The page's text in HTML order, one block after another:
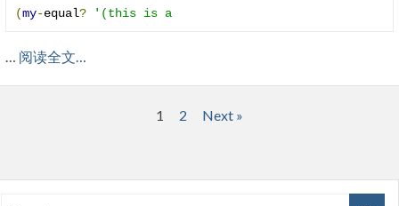
(my-equal? '(this is a
… 阅读全文…
1 2 Next »